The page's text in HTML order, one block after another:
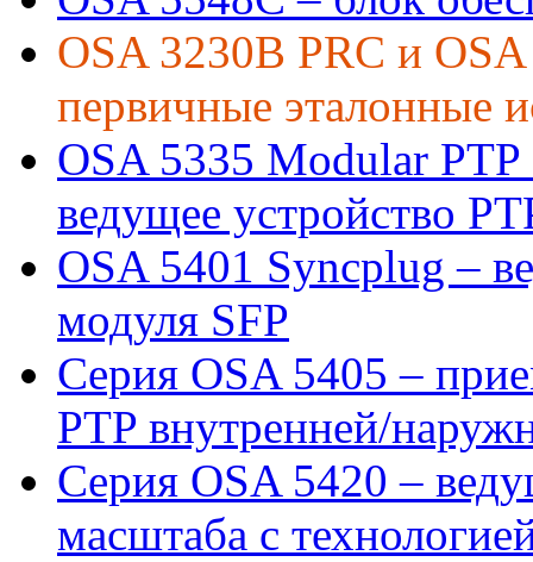
OSA 3230B PRC и
первичные эталонные
OSA 5335 Modular PTP
ведущее устройство
OSA 5401 Syncplug –
модуля SFP
Серия OSA 5405 –
PTP внутренней/
Серия OSA 5420 –
масштаба с